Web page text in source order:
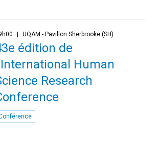
UQAM - Pavillon Sherbrooke (SH)
édition de
Human
Research